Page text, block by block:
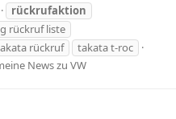
rückrufaktion
rückruf liste
rückruf
takata t-roc
News zu VW